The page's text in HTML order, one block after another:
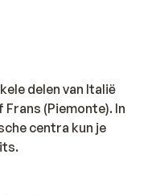
delen van Italië
(Piemonte). In
centra kun je